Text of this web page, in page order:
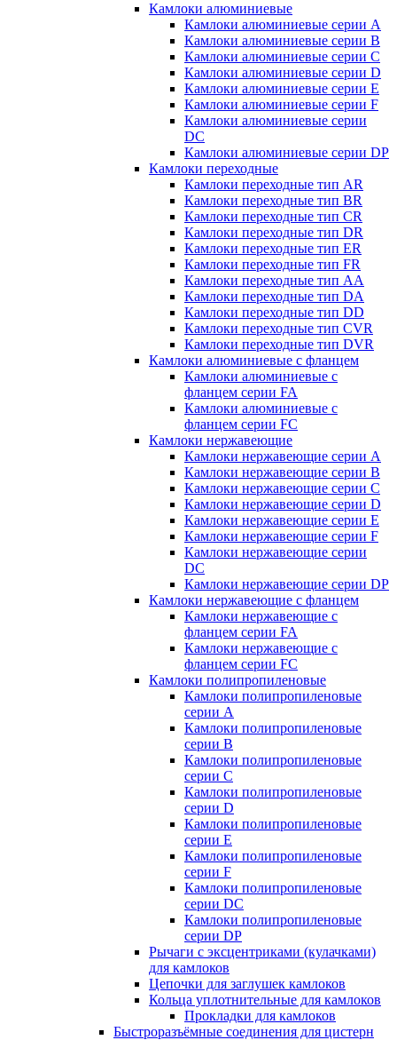
Камлоки алюминиевые
Камлоки алюминиевые серии А
Камлоки алюминиевые серии B
Камлоки алюминиевые серии C
Камлоки алюминиевые серии D
Камлоки алюминиевые серии E
Камлоки алюминиевые серии F
Камлоки алюминиевые серии
DC
Камлоки алюминиевые серии DP
Камлоки переходные
Камлоки переходные тип AR
Камлоки переходные тип BR
Камлоки переходные тип CR
Камлоки переходные тип DR
Камлоки переходные тип ER
Камлоки переходные тип FR
Камлоки переходные тип AA
Камлоки переходные тип DA
Камлоки переходные тип DD
Камлоки переходные тип CVR
Камлоки переходные тип DVR
Камлоки алюминиевые с фланцем
Камлоки алюминиевые с
фланцем серии FA
Камлоки алюминиевые с
фланцем серии FC
Камлоки нержавеющие
Камлоки нержавеющие серии А
Камлоки нержавеющие серии В
Камлоки нержавеющие серии C
Камлоки нержавеющие серии D
Камлоки нержавеющие серии E
Камлоки нержавеющие серии F
Камлоки нержавеющие серии
DC
Камлоки нержавеющие серии DP
Камлоки нержавеющие с фланцем
Камлоки нержавеющие с
фланцем серии FA
Камлоки нержавеющие с
фланцем серии FC
Камлоки полипропиленовые
Камлоки полипропиленовые
серии А
Камлоки полипропиленовые
серии B
Камлоки полипропиленовые
серии C
Камлоки полипропиленовые
серии D
Камлоки полипропиленовые
серии Е
Камлоки полипропиленовые
серии F
Камлоки полипропиленовые
серии DC
Камлоки полипропиленовые
серии DP
Рычаги с эксцентриками (кулачками)
для камлоков
Цепочки для заглушек камлоков
Кольца уплотнительные для камлоков
Прокладки для камлоков
Быстроразъёмные соединения для цистерн